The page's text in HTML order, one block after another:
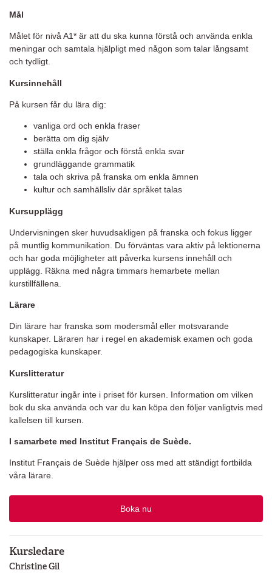
Mål
Målet för nivå A1* är att du ska kunna förstå och använda enkla
meningar och samtala hjälpligt med någon som talar långsamt
och tydligt.
Kursinnehåll
På kursen får du lära dig:
vanliga ord och enkla fraser
berätta om dig själv
ställa enkla frågor och förstå enkla svar
grundläggande grammatik
tala och skriva på franska om enkla ämnen
kultur och samhällsliv där språket talas
Kursupplägg
Undervisningen sker huvudsakligen på franska och fokus ligger
på muntlig kommunikation. Du förväntas vara aktiv på lektionerna
och har goda möjligheter att påverka kursens innehåll och
upplägg. Räkna med några timmars hemarbete mellan
kurstillfällena.
Lärare
Din lärare har franska som modersmål eller motsvarande
kunskaper. Läraren har i regel en akademisk examen och goda
pedagogiska kunskaper.
Kurslitteratur
Kurslitteratur ingår inte i priset för kursen. Information om vilken
bok du ska använda och var du kan köpa den följer vanligtvis med
kallelsen till kursen.
I samarbete med Institut Français de Suède.
Institut Français de Suède hjälper oss med att ständigt fortbilda
våra lärare.
Boka nu
Kursledare
Christine Gil